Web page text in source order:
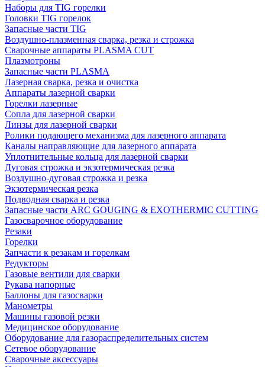
Наборы для TIG горелки
Головки TIG горелок
Запасные части TIG
Воздушно-плазменная сварка, резка и строжка
Сварочные аппараты PLASMA CUT
Плазмотроны
Запасные части PLASMA
Лазерная сварка, резка и очистка
Аппараты лазерной сварки
Горелки лазерные
Сопла для лазерной сварки
Линзы для лазерной сварки
Ролики подающего механизма для лазерного аппарата
Каналы направляющие для лазерного аппарата
Уплотнительные кольца для лазерной сварки
Дуговая строжка и экзотермическая резка
Воздушно-дуговая строжка и резка
Экзотермическая резка
Подводная сварка и резка
Запасные части ARC GOUGING & EXOTHERMIC CUTTING
Газосварочное оборудование
Резаки
Горелки
Запчасти к резакам и горелкам
Редукторы
Газовые вентили для сварки
Рукава напорные
Баллоны для газосварки
Манометры
Машины газовой резки
Медицинское оборудование
Оборудование для газораспределительных систем
Сетевое оборудование
Сварочные аксессуары